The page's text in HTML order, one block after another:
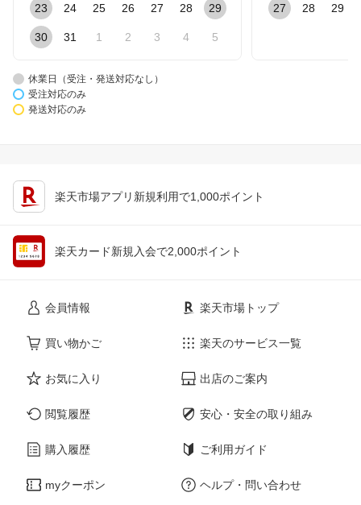
23 24 25 26 27 28 29
30 31 1 2 3 4 5
27 28 29
休業日（受注・発送対応なし）
受注対応のみ
発送対応のみ
楽天市場アプリ新規利用で1,000ポイント
楽天カード新規入会で2,000ポイント
会員情報
買い物かご
お気に入り
閲覧履歴
購入履歴
myクーポン
楽天市場トップ
楽天のサービス一覧
出店のご案内
安心・安全の取り組み
ご利用ガイド
ヘルプ・問い合わせ